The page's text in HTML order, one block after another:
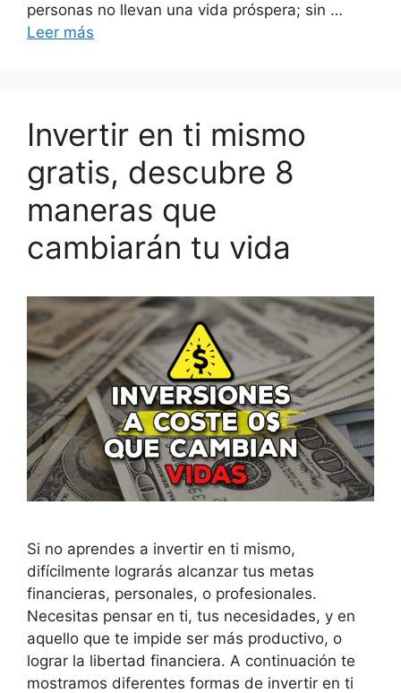
personas no llevan una vida próspera; sin …
Leer más
Invertir en ti mismo
gratis, descubre 8
maneras que
cambiarán tu vida
Si no aprendes a invertir en ti mismo,
difícilmente lograrás alcanzar tus metas
financieras, personales, o profesionales.
Necesitas pensar en ti, tus necesidades, y en
aquello que te impide ser más productivo, o
lograr la libertad financiera. A continuación te
mostramos diferentes formas de invertir en ti